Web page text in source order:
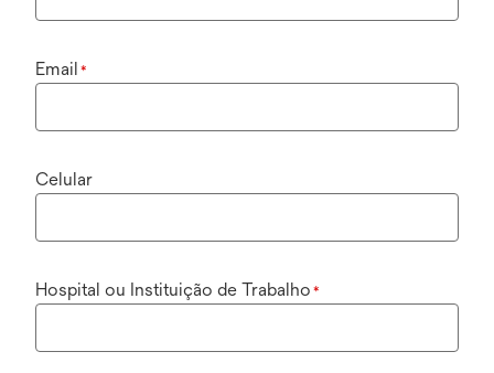
Email *
Celular
Hospital ou Instituição de Trabalho *